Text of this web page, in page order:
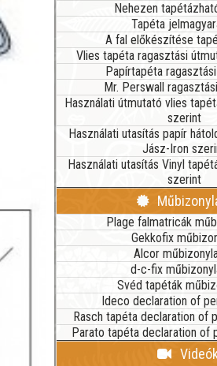
Nehezen
Tapéta
A fal előkészítése
Vlies tapéta ragasztási
Papírtapéta
Mr. Perswall
Használati útmutató vlies
szerint
Használati utasítás papír
Jász-Iron
Használati utasítás Vinyl
szerint
Plage falmatricák
Gekkofix
Alcor
d-c-fix
Svéd tapéták
Ideco declaration of
Rasch tapéta declaration of
Parato tapéta declaration of
Videók